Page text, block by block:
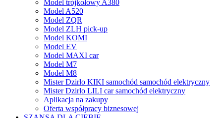
Model trójkołowy A380
Model A520
Model ZQR
Model ZLH pick-up
Model KOMI
Model EV
Model MAXI car
Model M7
Model M8
Mister Dzirlo KIKI samochód samochód elektryczny
Mister Dzirlo LILI car samochód elektryczny
Aplikacja na zakupy
Oferta współpracy biznesowej